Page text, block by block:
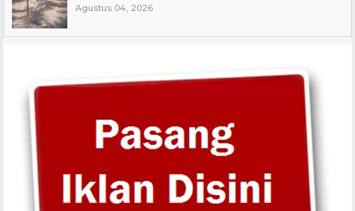
Agustus 04, 2026